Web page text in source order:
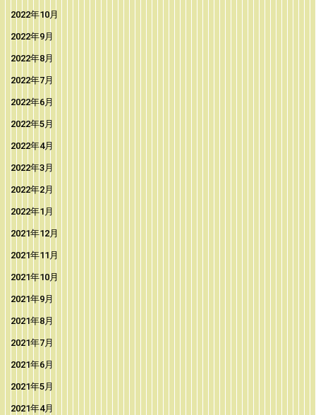
2022年10月
2022年9月
2022年8月
2022年7月
2022年6月
2022年5月
2022年4月
2022年3月
2022年2月
2022年1月
2021年12月
2021年11月
2021年10月
2021年9月
2021年8月
2021年7月
2021年6月
2021年5月
2021年4月